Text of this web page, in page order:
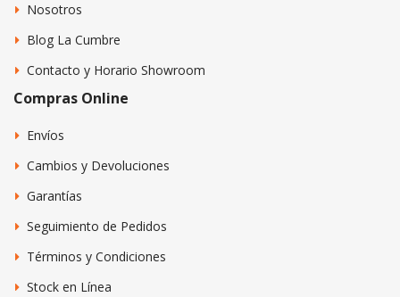
Nosotros
Blog La Cumbre
Contacto y Horario Showroom
Compras Online
Envíos
Cambios y Devoluciones
Garantías
Seguimiento de Pedidos
Términos y Condiciones
Stock en Línea